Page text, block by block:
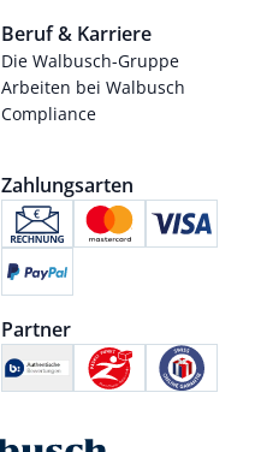
Beruf & Karriere
Die Walbusch-Gruppe
Arbeiten bei Walbusch
Compliance
Zahlungsarten
Partner